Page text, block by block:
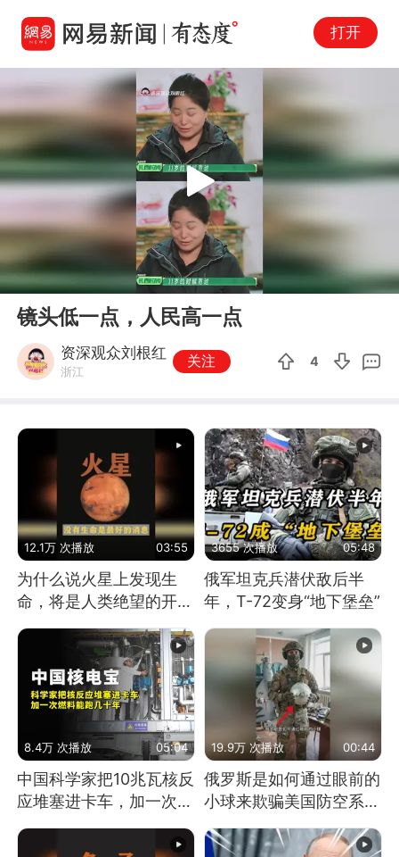
打开
00:00 00:57
Play
镜头低一点，人民高一点
资深观众刘根红
浙江
关注 4
12.1万 次播放 03:55
为什么说火星上发现生
命，将是人类绝望的开
始？
3655 次播放 05:48
俄军坦克兵潜伏敌后半
年，T-72变身“地下堡垒”
8.4万 次播放 05:04
中国科学家把10兆瓦核反
应堆塞进卡车，加一次燃
19.9万 次播放 00:44
俄罗斯是如何通过眼前的
小球来欺骗美国防空系统